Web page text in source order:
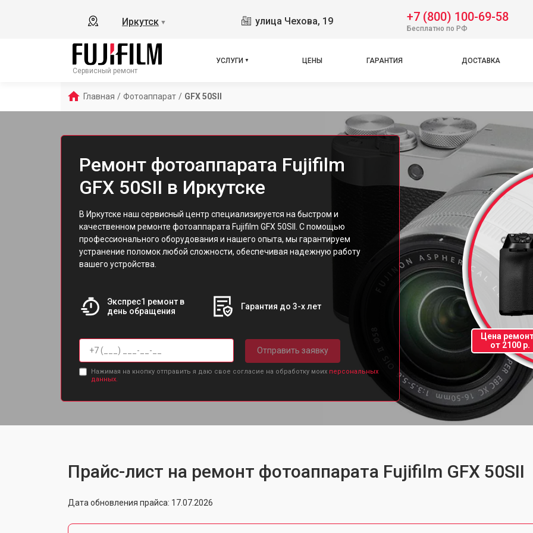
Иркутск ▼ улица Чехова, 19 +7 (800) 100-69-58
Бесплатно по РФ
Сервисный ремонт
УСЛУГИ ЦЕНЫ ГАРАНТИЯ ДОСТАВКА
Главная / Фотоаппарат / GFX 50SII
Ремонт фотоаппарата Fujifilm
GFX 50SII в Иркутске
В Иркутске наш сервисный центр специализируется на быстром и
качественном ремонте фотоаппарата Fujifilm GFX 50SII. С помощью
профессионального оборудования и нашего опыта, мы гарантируем
устранение поломок любой сложности, обеспечивая надежную работу
вашего устройства.
Экспрес1 ремонт в
день обращения
Гарантия до 3-х лет
Отправить заявку
Нажимая на кнопку отправить я даю свое согласие на обработку моих персональных
данных.
Цена
от 2100 р.
Прайс-лист на ремонт фотоаппарата Fujifilm GFX 50SII
Дата обновления прайса: 17.07.2026